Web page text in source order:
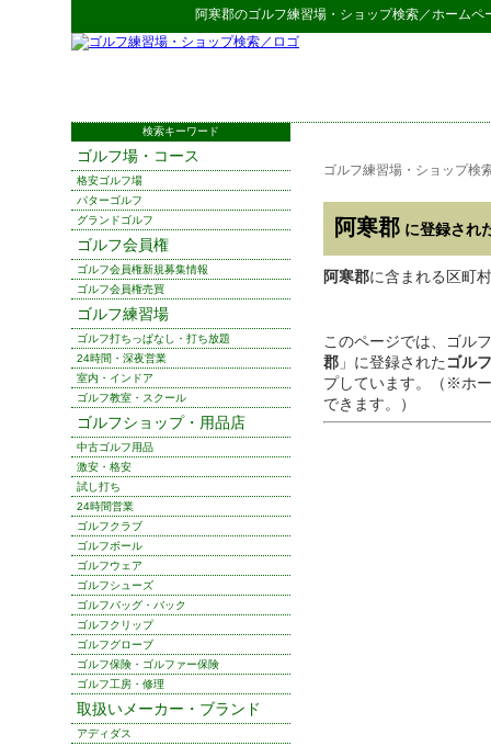
阿寒郡のゴルフ練習場・ショップ検索／ホームペ
ゴルフ練習場・ショップ検
阿寒郡 に登録され
阿寒郡に含まれる区町
このページでは、ゴル
郡 」に登録された ゴル
プしています。（※ホ
できます。）
検索キーワード
ゴルフ場・コース
格安ゴルフ場
パターゴルフ
グランドゴルフ
ゴルフ会員権
ゴルフ会員権新規募集情報
ゴルフ会員権売買
ゴルフ練習場
ゴルフ打ちっぱなし・打ち放題
24時間・深夜営業
室内・インドア
ゴルフ教室・スクール
ゴルフショップ・用品店
中古ゴルフ用品
激安・格安
試し打ち
24時間営業
ゴルフクラブ
ゴルフボール
ゴルフウェア
ゴルフシューズ
ゴルフバッグ・バック
ゴルフクリップ
ゴルフグローブ
ゴルフ保険・ゴルファー保険
ゴルフ工房・修理
取扱いメーカー・ブランド
アディダス